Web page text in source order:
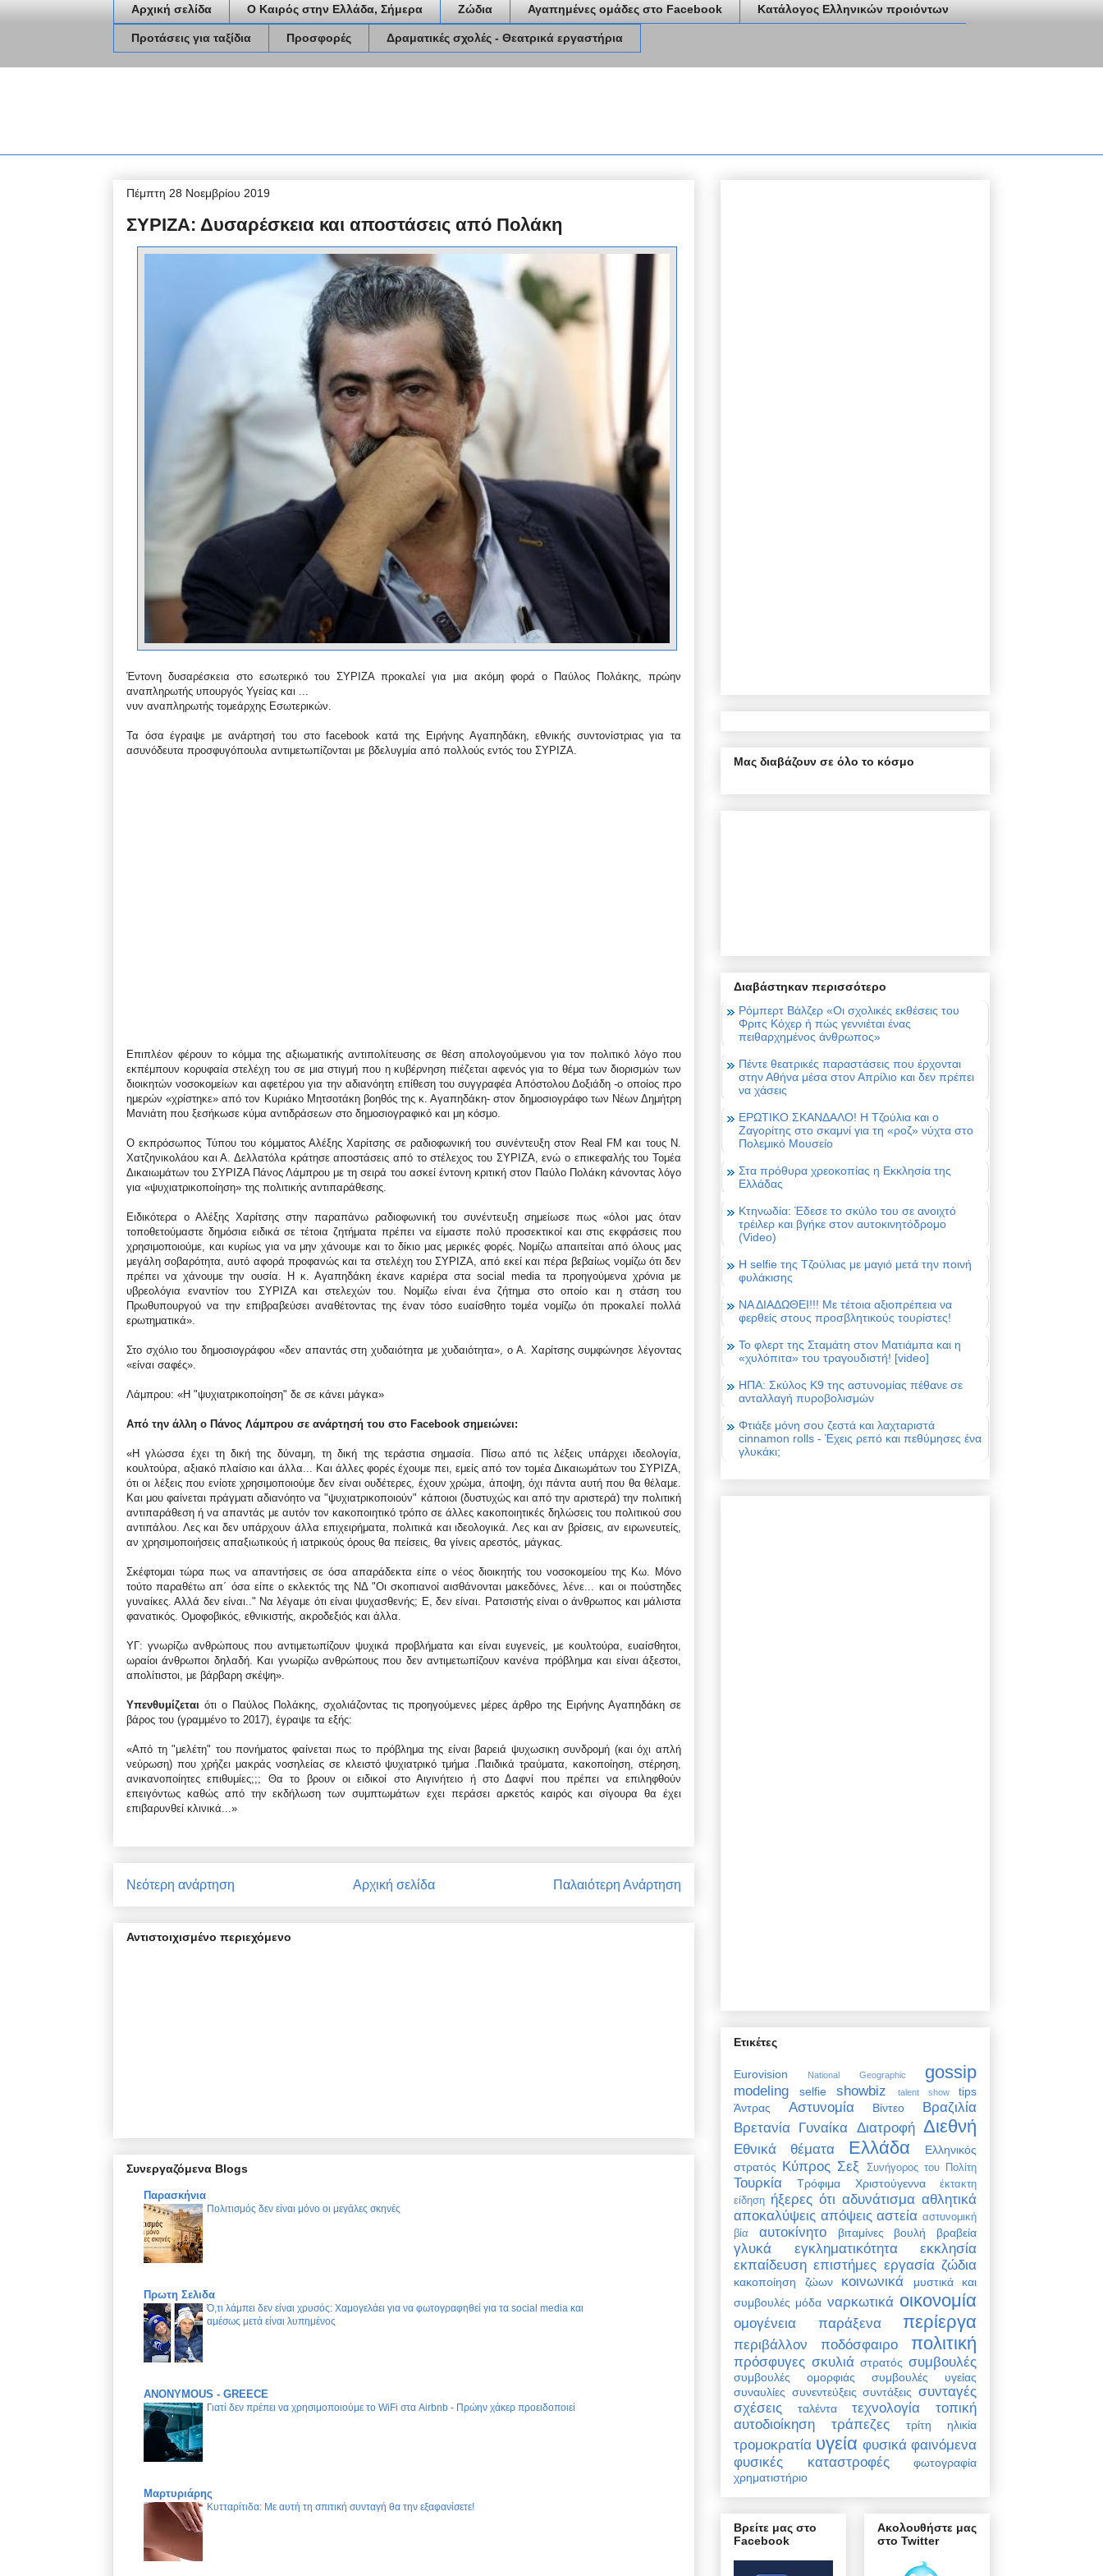
Αρχική σελίδα Ο Καιρός στην Ελλάδα, Σήμερα Ζώδια Αγαπημένες ομάδες στο Facebook Κατάλογος Ελληνικών προιόντων
Προτάσεις για ταξίδια Προσφορές Δραματικές σχολές - Θεατρικά εργαστήρια
Πέμπτη 28 Νοεμβρίου 2019
ΣΥΡΙΖΑ: Δυσαρέσκεια και αποστάσεις από Πολάκη
Έντονη δυσαρέσκεια στο εσωτερικό του ΣΥΡΙΖΑ προκαλεί για μια ακόμη φορά ο Παύλος Πολάκης, πρώην
αναπληρωτής υπουργός Υγείας και ...
νυν αναπληρωτής τομεάρχης Εσωτερικών.
Τα όσα έγραψε με ανάρτησή του στο facebook κατά της Ειρήνης Αγαπηδάκη, εθνικής συντονίστριας για τα
ασυνόδευτα προσφυγόπουλα αντιμετωπίζονται με βδελυγμία από πολλούς εντός του ΣΥΡΙΖΑ.
Επιπλέον φέρουν το κόμμα της αξιωματικής αντιπολίτευσης σε θέση απολογούμενου για τον πολιτικό λόγο που
εκπέμπουν κορυφαία στελέχη του σε μια στιγμή που η κυβέρνηση πιέζεται αφενός για το θέμα των διορισμών των
διοικητών νοσοκομείων και αφετέρου για την αδιανόητη επίθεση του συγγραφέα Απόστολου Δοξιάδη -ο οποίος προ
ημερών «χρίστηκε» από τον Κυριάκο Μητσοτάκη βοηθός της κ. Αγαπηδάκη- στον δημοσιογράφο των Νέων Δημήτρη
Μανιάτη που ξεσήκωσε κύμα αντιδράσεων στο δημοσιογραφικό και μη κόσμο.
Ο εκπρόσωπος Τύπου του κόμματος Αλέξης Χαρίτσης σε ραδιοφωνική του συνέντευξη στον Real FM και τους Ν.
Χατζηνικολάου και Α. Δελλατόλα κράτησε αποστάσεις από το στέλεχος του ΣΥΡΙΖΑ, ενώ ο επικεφαλής του Τομέα
Δικαιωμάτων του ΣΥΡΙΖΑ Πάνος Λάμπρου με τη σειρά του ασκεί έντονη κριτική στον Παύλο Πολάκη κάνοντας λόγο
για «ψυχιατρικοποίηση» της πολιτικής αντιπαράθεσης.
Ειδικότερα ο Αλέξης Χαρίτσης στην παραπάνω ραδιοφωνική του συνέντευξη σημείωσε πως «όλοι μας όταν
τοποθετούμαστε δημόσια ειδικά σε τέτοια ζητήματα πρέπει να είμαστε πολύ προσεκτικοί και στις εκφράσεις που
χρησιμοποιούμε, και κυρίως για να μην χάνουμε και το δίκιο μας μερικές φορές. Νομίζω απαιτείται από όλους μας
μεγάλη σοβαρότητα, αυτό αφορά προφανώς και τα στελέχη του ΣΥΡΙΖΑ, από εκεί και πέρα βεβαίως νομίζω ότι δεν
πρέπει να χάνουμε την ουσία. Η κ. Αγαπηδάκη έκανε καριέρα στα social media τα προηγούμενα χρόνια με
υβρεολόγια εναντίον του ΣΥΡΙΖΑ και στελεχών του. Νομίζω είναι ένα ζήτημα στο οποίο και η στάση του
Πρωθυπουργού να την επιβραβεύσει αναθέτοντας της έναν τόσο ευαίσθητο τομέα νομίζω ότι προκαλεί πολλά
ερωτηματικά».
Στο σχόλιο του δημοσιογράφου «δεν απαντάς στη χυδαιότητα με χυδαιότητα», ο Α. Χαρίτσης συμφώνησε λέγοντας
«είναι σαφές».
Λάμπρου: «Η "ψυχιατρικοποίηση" δε σε κάνει μάγκα»
Από την άλλη ο Πάνος Λάμπρου σε ανάρτησή του στο Facebook σημειώνει:
«Η γλώσσα έχει τη δική της δύναμη, τη δική της τεράστια σημασία. Πίσω από τις λέξεις υπάρχει ιδεολογία,
κουλτούρα, αξιακό πλαίσιο και άλλα... Και άλλες φορές έχουμε πει, εμείς από τον τομέα Δικαιωμάτων του ΣΥΡΙΖΑ,
ότι οι λέξεις που ενίοτε χρησιμοποιούμε δεν είναι ουδέτερες, έχουν χρώμα, άποψη, όχι πάντα αυτή που θα θέλαμε.
Και μου φαίνεται πράγματι αδιανόητο να "ψυχιατρικοποιούν" κάποιοι (δυστυχώς και από την αριστερά) την πολιτική
αντιπαράθεση ή να απαντάς με αυτόν τον κακοποιητικό τρόπο σε άλλες κακοποιητικές δηλώσεις του πολιτικού σου
αντιπάλου. Λες και δεν υπάρχουν άλλα επιχειρήματα, πολιτικά και ιδεολογικά. Λες και αν βρίσεις, αν ειρωνευτείς,
αν χρησιμοποιήσεις απαξιωτικούς ή ιατρικούς όρους θα πείσεις, θα γίνεις αρεστός, μάγκας.
Σκέφτομαι τώρα πως να απαντήσεις σε όσα απαράδεκτα είπε ο νέος διοικητής του νοσοκομείου της Κω. Μόνο
τούτο παραθέτω απ΄ όσα είπε ο εκλεκτός της ΝΔ "Οι σκοπιανοί αισθάνονται μακεδόνες, λένε... και οι πούστηδες
γυναίκες. Αλλά δεν είναι.." Να λέγαμε ότι είναι ψυχασθενής; Ε, δεν είναι. Ρατσιστής είναι ο άνθρωπος και μάλιστα
φανατικός. Ομοφοβικός, εθνικιστής, ακροδεξιός και άλλα.
ΥΓ: γνωρίζω ανθρώπους που αντιμετωπίζουν ψυχικά προβλήματα και είναι ευγενείς, με κουλτούρα, ευαίσθητοι,
ωραίοι άνθρωποι δηλαδή. Και γνωρίζω ανθρώπους που δεν αντιμετωπίζουν κανένα πρόβλημα και είναι άξεστοι,
απολίτιστοι, με βάρβαρη σκέψη».
Υπενθυμίζεται ότι ο Παύλος Πολάκης, σχολιάζοντας τις προηγούμενες μέρες άρθρο της Ειρήνης Αγαπηδάκη σε
βάρος του (γραμμένο το 2017), έγραψε τα εξής:
«Από τη "μελέτη" του πονήματος φαίνεται πως το πρόβλημα της είναι βαρειά ψυχωσικη συνδρομή (και όχι απλή
νεύρωση) που χρήζει μακράς νοσηλείας σε κλειστό ψυχιατρικό τμήμα .Παιδικά τραύματα, κακοποίηση, στέρηση,
ανικανοποίητες επιθυμίες;;; Θα το βρουν οι ειδικοί στο Αιγινήτειο ή στο Δαφνί που πρέπει να επιληφθούν
επειγόντως καθώς από την εκδήλωση των συμπτωμάτων εχει περάσει αρκετός καιρός και σίγουρα θα έχει
επιβαρυνθεί κλινικά...»
Νεότερη ανάρτηση Παλαιότερη Ανάρτηση
Αρχική σελίδα
Αντιστοιχισμένο περιεχόμενο
Συνεργαζόμενα Blogs
Παρασκήνια
Πολιτισμός δεν είναι μόνο οι μεγάλες σκηνές
Πρωτη Σελιδα
Ό,τι λάμπει δεν είναι χρυσός: Χαμογελάει για να φωτογραφηθεί για τα social media και
αμέσως μετά είναι λυπημένος
ANONYMOUS - GREECE
Γιατί δεν πρέπει να χρησιμοποιούμε το WiFi στα Airbnb - Πρώην χάκερ προειδοποιεί
Μαρτυριάρης
Κυτταρίτιδα: Με αυτή τη σπιτική συνταγή θα την εξαφανίσετε!
Μας διαβάζουν σε όλο το κόσμο
Διαβάστηκαν περισσότερο
Ρόμπερτ Βάλζερ «Οι σχολικές εκθέσεις του
Φριτς Κόχερ ή πώς γεννιέται ένας
πειθαρχημένος άνθρωπος»
Πέντε θεατρικές παραστάσεις που έρχονται
στην Αθήνα μέσα στον Απρίλιο και δεν πρέπει
να χάσεις
ΕΡΩΤΙΚΟ ΣΚΑΝΔΑΛΟ! Η Τζούλια και ο
Ζαγορίτης στο σκαμνί για τη «ροζ» νύχτα στο
Πολεμικό Μουσείο
Στα πρόθυρα χρεοκοπίας η Εκκλησία της
Ελλάδας
Κτηνωδία: Έδεσε το σκύλο του σε ανοιχτό
τρέιλερ και βγήκε στον αυτοκινητόδρομο
(Video)
Η selfie της Τζούλιας με μαγιό μετά την ποινή
φυλάκισης
ΝΑ ΔΙΑΔΩΘΕΙ!!! Με τέτοια αξιοπρέπεια να
φερθείς στους προσβλητικούς τουρίστες!
Το φλερτ της Σταμάτη στον Ματιάμπα και η
«χυλόπιτα» του τραγουδιστή! [video]
ΗΠΑ: Σκύλος Κ9 της αστυνομίας πέθανε σε
ανταλλαγή πυροβολισμών
Φτιάξε μόνη σου ζεστά και λαχταριστά
cinnamon rolls - Έχεις ρεπό και πεθύμησες ένα
γλυκάκι;
Ετικέτες
Eurovision National Geographic gossip
modeling selfie showbiz talent show
tips
Άντρας
Αστυνομία Βίντεο
Βραζιλία
Βρετανία Γυναίκα Διατροφή Διεθνή
Εθνικά θέματα Ελλάδα
Ελληνικός
στρατός Κύπρος Σεξ Συνήγορος του Πολίτη
Τουρκία Τρόφιμα Χριστούγεννα
έκτακτη
είδηση ήξερες ότι αδυνάτισμα αθλητικά
αποκαλύψεις απόψεις αστεία αστυνομική
βία
αυτοκίνητο βιταμίνες βουλή βραβεία
γλυκά εγκληματικότητα
εκκλησία
εκπαίδευση επιστήμες εργασία ζώδια
κακοποίηση ζώων κοινωνικά
μυστικά και
συμβουλές μόδα ναρκωτικά οικονομία
ομογένεια παράξενα περίεργα
περιβάλλον ποδόσφαιρο πολιτική
πρόσφυγες σκυλιά στρατός συμβουλές
συμβουλές ομορφιάς
συμβουλές υγείας
συναυλίες συνεντεύξεις συντάξεις συνταγές
σχέσεις
ταλέντα τεχνολογία
τοπική
αυτοδιοίκηση
τράπεζες τρίτη ηλικία
τρομοκρατία υγεία φυσικά φαινόμενα
φυσικές καταστροφές
φωτογραφία
χρηματιστήριο
Βρείτε μας στο
Facebook
Ακολουθήστε μας
στο Twitter